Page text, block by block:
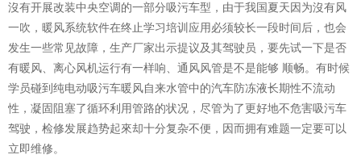
沒有开展改装中央空调的一部分吸污车型，由于我国夏天因为沒有风
一吹，暖风系统软件在终止学习培训应用必须较长一段时间后，也会
发生一些常见故障，生产厂家出示提议及其驾驶员，要先试一下是否
有暖风、离心风机运行有一样响、通风风管是不是能够 顺畅。有时候
学员碰到纯电动吸污车暖风自来水管中的汽车防冻液长期性不流动
性，凝固阻塞了循环利用管路的状况，尽管为了更好地不危害吸污车
驾驶，检修发展趋势起來却十分复杂不便，因而拥有难题一定要可以
立即维修。